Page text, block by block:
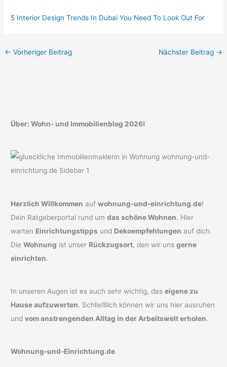
5 Interior Design Trends In Dubai You Need To Look Out For
← Vorheriger Beitrag Nächster Beitrag →
Über: Wohn- und Immobilienblog 2026!
Herzlich Willkommen aufwohnung-und-einrichtung.de!
Dein Ratgeberportal rund umdas schöne Wohnen. Hier
warten Einrichtungstipps und Dekoempfehlungen auf dich.
DieWohnung ist unser Rückzugsort, den wir unsgerne
einrichten.
In unseren Augen ist es auch sehr wichtig, daseigene zu
Hause aufzuwerten. Schließlich können wir uns hier ausruhen
undvom anstrengenden Alltag in der Arbeitswelt erholen.
Wohnung-und-Einrichtung.de